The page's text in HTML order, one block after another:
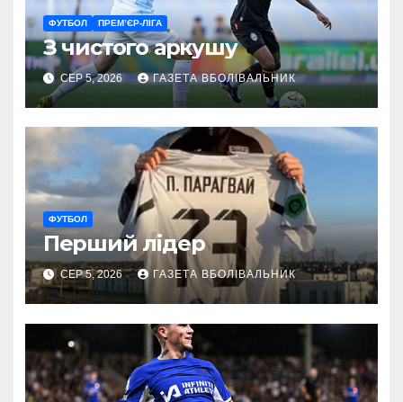
ФУТБОЛ ПРЕМ’ЄР-ЛІГА
З чистого аркушу
СЕР 5, 2026 ГАЗЕТА ВБОЛІВАЛЬНИК
ФУТБОЛ
Перший лідер
СЕР 5, 2026 ГАЗЕТА ВБОЛІВАЛЬНИК